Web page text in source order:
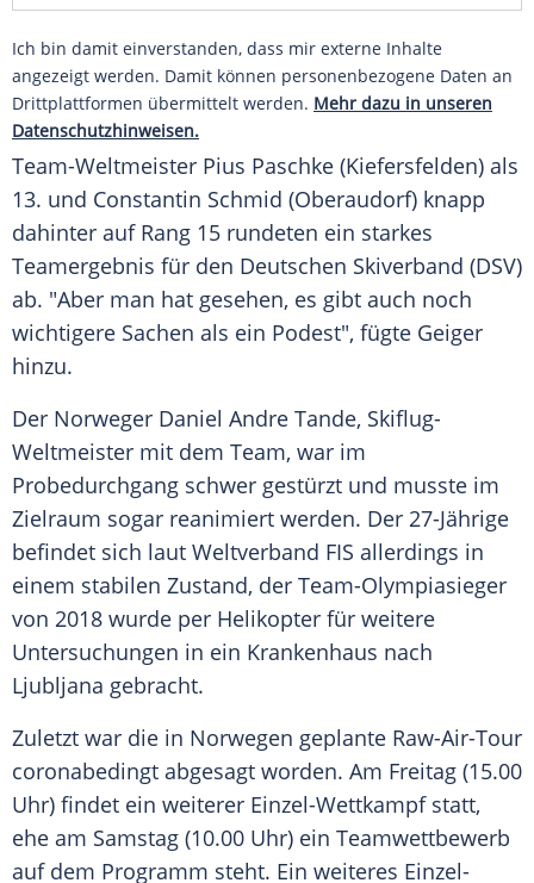
Ich bin damit einverstanden, dass mir externe Inhalte
angezeigt werden. Damit können personenbezogene Daten an
Drittplattformen übermittelt werden. Mehr dazu in unseren
Datenschutzhinweisen.
Team-Weltmeister Pius Paschke (Kiefersfelden) als
13. und Constantin Schmid (Oberaudorf) knapp
dahinter auf Rang 15 rundeten ein starkes
Teamergebnis für den Deutschen Skiverband (DSV)
ab. "Aber man hat gesehen, es gibt auch noch
wichtigere Sachen als ein Podest", fügte Geiger
hinzu.
Der Norweger Daniel Andre Tande, Skiflug-
Weltmeister mit dem Team, war im
Probedurchgang schwer gestürzt und musste im
Zielraum sogar reanimiert werden. Der 27-Jährige
befindet sich laut Weltverband FIS allerdings in
einem stabilen Zustand, der Team-Olympiasieger
von 2018 wurde per Helikopter für weitere
Untersuchungen in ein Krankenhaus nach
Ljubljana gebracht.
Zuletzt war die in Norwegen geplante Raw-Air-Tour
coronabedingt abgesagt worden. Am Freitag (15.00
Uhr) findet ein weiterer Einzel-Wettkampf statt,
ehe am Samstag (10.00 Uhr) ein Teamwettbewerb
auf dem Programm steht. Ein weiteres Einzel-